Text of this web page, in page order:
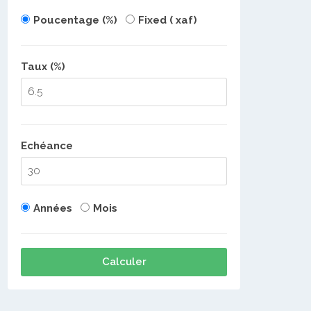
Poucentage (%) Fixed ( xaf)
Taux (%)
Echéance
Années Mois
Calculer